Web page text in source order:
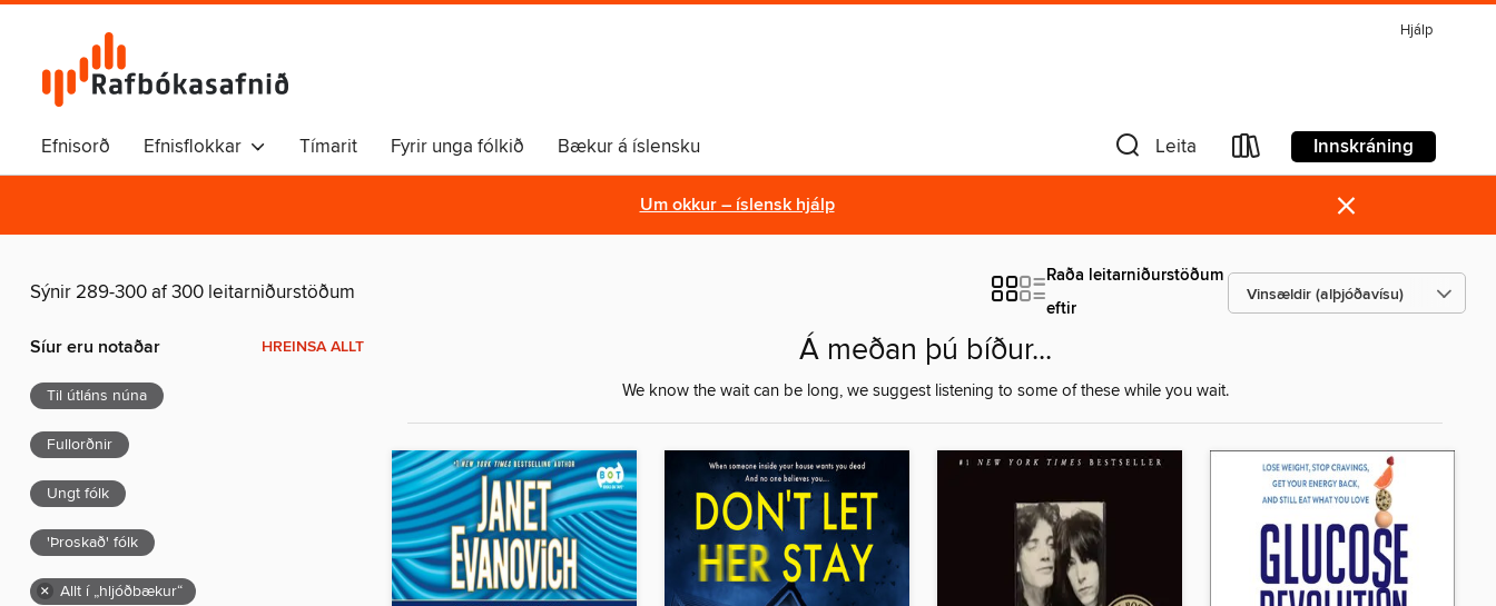
Hjálp
Efnisorð Efnisflokkar Tímarit Fyrir unga fólkið Bækur á íslensku Leita Innskráning
Um okkur – íslensk hjálp ×
Sýnir 289-300 af 300 leitarniðurstöðum
Raða leitarniðurstöðum
eftir
Síur eru notaðar HREINSA ALLT
Til útláns núna
Fullorðnir
Ungt fólk
'Þroskað' fólk
× Allt í „hljóðbækur“
Á meðan þú bíður...
We know the wait can be long, we suggest listening to some of these while you wait.